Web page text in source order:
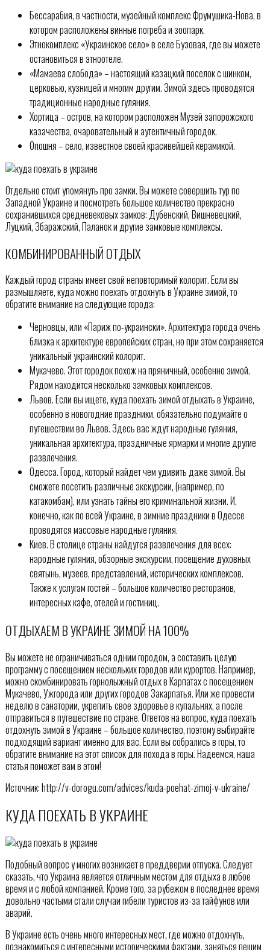
Бессарабия, в частности, музейный комплекс Фрумушика-Нова, в
котором расположены винные погреба и зоопарк.
Этнокомплекс «Украинское село» в селе Бузовая, где вы можете
остановиться в этноотеле.
«Мамаева слобода» – настоящий казацкий поселок с шинком,
церковью, кузницей и многим другим. Зимой здесь проводятся
традиционные народные гуляния.
Хортица – остров, на котором расположен Музей запорожского
казачества, очаровательный и аутентичный городок.
Опошня – село, известное своей красивейшей керамикой.
Отдельно стоит упомянуть про замки. Вы можете совершить тур по
Западной Украине и посмотреть большое количество прекрасно
сохранившихся средневековых замков: Дубенский, Вишневецкий,
Луцкий, Збаражский, Паланок и другие замковые комплексы.
КОМБИНИРОВАННЫЙ ОТДЫХ
Каждый город страны имеет свой неповторимый колорит. Если вы
размышляете, куда можно поехать отдохнуть в Украине зимой, то
обратите внимание на следующие города:
Черновцы, или «Париж по-украински». Архитектура города очень
близка к архитектуре европейских стран, но при этом сохраняется
уникальный украинский колорит.
Мукачево. Этот городок похож на пряничный, особенно зимой.
Рядом находится несколько замковых комплексов.
Львов. Если вы ищете, куда поехать зимой отдыхать в Украине,
особенно в новогодние праздники, обязательно подумайте о
путешествии во Львов. Здесь вас ждут народные гуляния,
уникальная архитектура, праздничные ярмарки и многие другие
развлечения.
Одесса. Город, который найдет чем удивить даже зимой. Вы
сможете посетить различные экскурсии, (например, по
катакомбам), или узнать тайны его криминальной жизни. И,
конечно, как по всей Украине, в зимние праздники в Одессе
проводятся массовые народные гуляния.
Киев. В столице страны найдутся развлечения для всех:
народные гуляния, обзорные экскурсии, посещение духовных
святынь, музеев, представлений, исторических комплексов.
Также к услугам гостей – большое количество ресторанов,
интересных кафе, отелей и гостиниц.
ОТДЫХАЕМ В УКРАИНЕ ЗИМОЙ НА 100%
Вы можете не ограничиваться одним городом, а составить целую
программу с посещением нескольких городов или курортов. Например,
можно скомбинировать горнолыжный отдых в Карпатах с посещением
Мукачево, Ужгорода или других городов Закарпатья. Или же провести
неделю в санатории, укрепить свое здоровье в купальнях, а после
отправиться в путешествие по стране. Ответов на вопрос, куда поехать
отдохнуть зимой в Украине – большое количество, поэтому выбирайте
подходящий вариант именно для вас. Если вы собрались в горы, то
обратите внимание на этот список для похода в горы. Надеемся, наша
статья поможет вам в этом!
Источник: http://v-dorogu.com/advices/kuda-poehat-zimoj-v-ukraine/
КУДА ПОЕХАТЬ В УКРАИНЕ
Подобный вопрос у многих возникает в преддверии отпуска. Следует
сказать, что Украина является отличным местом для отдыха в любое
время и с любой компанией. Кроме того, за рубежом в последнее время
довольно частыми стали случаи гибели туристов из-за тайфунов или
аварий.
В Украине есть очень много интересных мест, где можно отдохнуть,
познакомиться с интересными историческими фактами, заняться пешим